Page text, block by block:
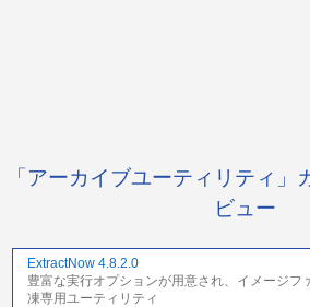
「アーカイブユーティリティ」
ビュー
ExtractNow 4.8.2.0
豊富な実行オプションが用意され、イメージフ
凍専用ユーティリティ